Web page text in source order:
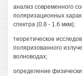
анализ современного
поляризационных
спектра (0.8 - 1.6 мкм);
теоретическое
поляризованного
волноводах;
определение